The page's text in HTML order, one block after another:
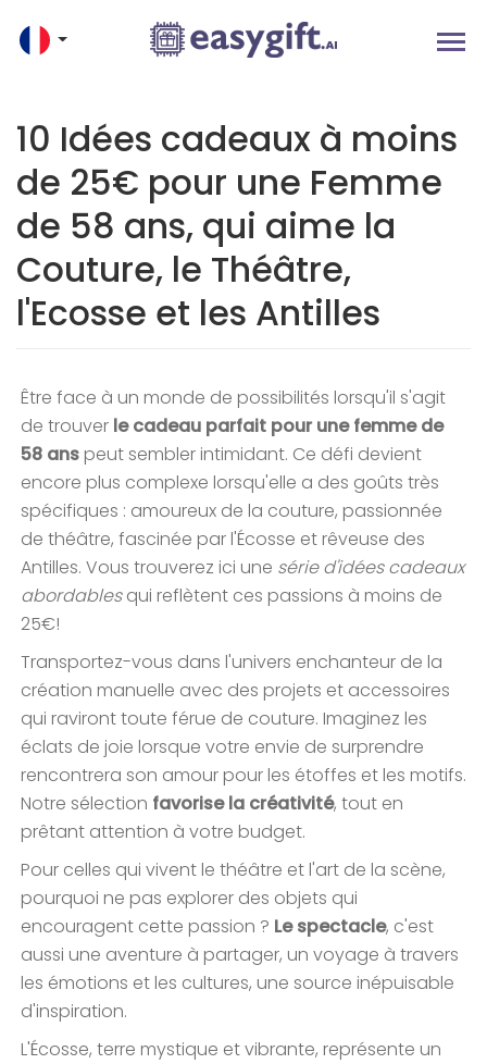
10 Idées cadeaux à moins
de 25€ pour une Femme
de 58 ans, qui aime la
Couture, le Théâtre,
l'Ecosse et les Antilles
Être face à un monde de possibilités lorsqu'il s'agit
de trouver le cadeau parfait pour une femme de
58 ans peut sembler intimidant. Ce défi devient
encore plus complexe lorsqu'elle a des goûts très
spécifiques : amoureux de la couture, passionnée
de théâtre, fascinée par l'Écosse et rêveuse des
Antilles. Vous trouverez ici une série d'idées cadeaux
abordablesqui reflètent ces passions à moins de
25€!
Transportez-vous dans l'univers enchanteur de la
création manuelle avec des projets et accessoires
qui raviront toute férue de couture. Imaginez les
éclats de joie lorsque votre envie de surprendre
rencontrera son amour pour les étoffes et les motifs.
Notre sélection favorise la créativité, tout en
prêtant attention à votre budget.
Pour celles qui vivent le théâtre et l'art de la scène,
pourquoi ne pas explorer des objets qui
encouragent cette passion ? Le spectacle, c'est
aussi une aventure à partager, un voyage à travers
les émotions et les cultures, une source inépuisable
d'inspiration.
L'Écosse, terre mystique et vibrante, représente un